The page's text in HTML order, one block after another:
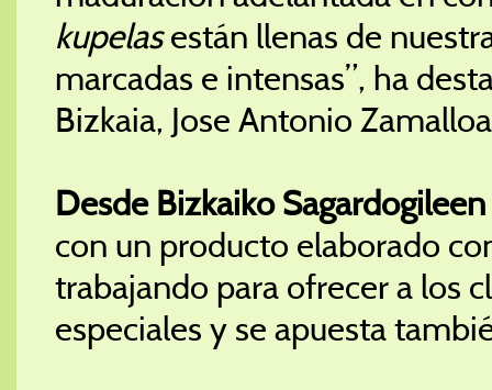
kupelasestán llenas de
marcadas e intensas”, ha
Bizkaia, Jose Antonio
Desde Bizkaiko
con un producto elaborado
trabajando para ofrecer a los
especiales y se apuesta